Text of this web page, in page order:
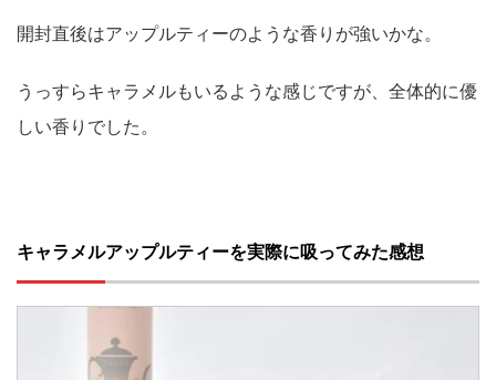
開封直後はアップルティーのような香りが強いかな。
うっすらキャラメルもいるような感じですが、全体的に優
しい香りでした。
キャラメルアップルティーを実際に吸ってみた感想